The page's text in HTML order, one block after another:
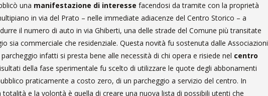
una manifestazione di interesse facendosi da tramite con la proprietà
in via del Prato – nelle immediate adiacenze del Centro Storico – a
il numero di auto in via Ghiberti, una delle strade del Comune più transitate
sia commerciale che residenziale. Questa novità fu sostenuta dalle Associazioni
infatti si presta bene alle necessità di chi opera e risiede nel centro
della fase sperimentale fu scelto di utilizzare le quote degli abbonamenti
praticamente a costo zero, di un parcheggio a servizio del centro. In
e la volontà è quella di creare una nuova lista di possibili utenti che